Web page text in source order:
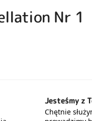
Nr 1
Jesteśmy z
Chętnie